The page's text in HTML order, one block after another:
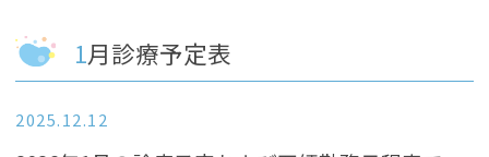
1月診療予定表
2025.12.12